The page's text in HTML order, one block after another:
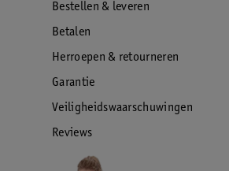
Bestellen & leveren
Betalen
Herroepen & retourneren
Garantie
Veiligheidswaarschuwingen
Reviews